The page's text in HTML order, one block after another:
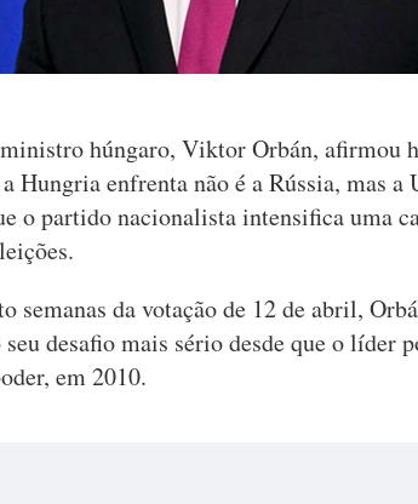
húngaro, Viktor Orbán, afirmou
Hungria enfrenta não é a Rússia, mas
o partido nacionalista intensifica uma
semanas da votação de 12 de abril,
desafio mais sério desde que o líder
em 2010.